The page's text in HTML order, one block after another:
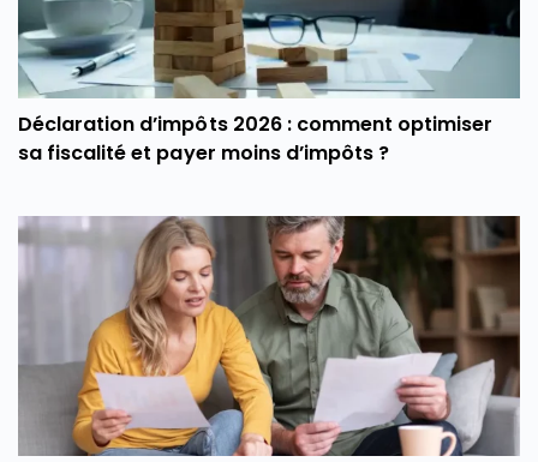
Déclaration d’impôts 2026 : comment optimiser
sa fiscalité et payer moins d’impôts ?